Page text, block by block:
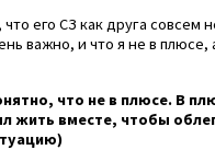
что его СЗ как друга совсем
важно, и что я не в плюсе,
что не в плюсе. В
жить вместе, чтобы